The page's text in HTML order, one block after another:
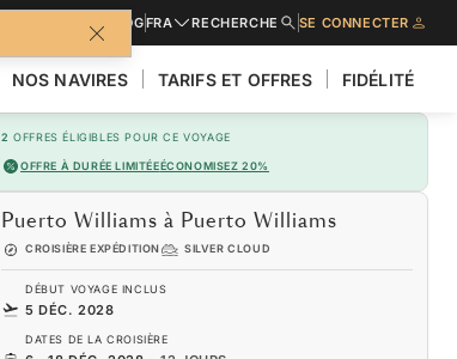
BLOGFRA RECHERCHE SE CONNECTER
NOS NAVIRES TARIFS ET OFFRES FIDÉLITÉ
2 OFFRES ÉLIGIBLES POUR CE VOYAGE
OFFRE À DURÉE LIMITÉEÉCONOMISEZ 20%
Puerto Williams à Puerto Williams
CROISIÈRE EXPÉDITION SILVER CLOUD
DÉBUT VOYAGE INCLUS
5 DÉC. 2028
DATES DE LA CROISIÈRE